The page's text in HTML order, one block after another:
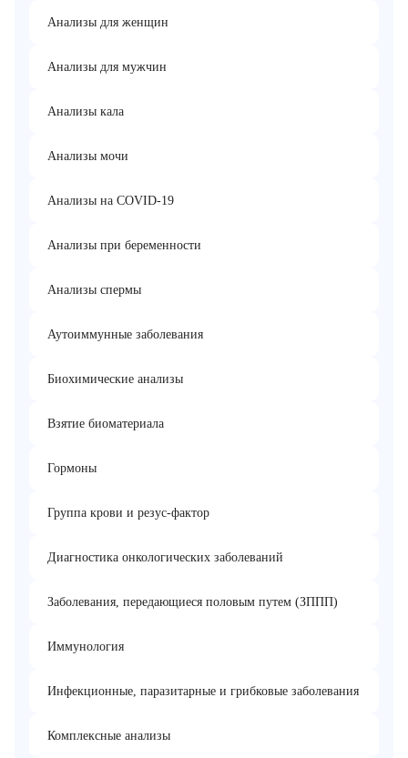
Анализы для женщин
Анализы для мужчин
Анализы кала
Анализы мочи
Анализы на COVID-19
Анализы при беременности
Анализы спермы
Аутоиммунные заболевания
Биохимические анализы
Взятие биоматериала
Гормоны
Группа крови и резус-фактор
Диагностика онкологических заболеваний
Заболевания, передающиеся половым путем (ЗППП)
Иммунология
Инфекционные, паразитарные и грибковые заболевания
Комплексные анализы